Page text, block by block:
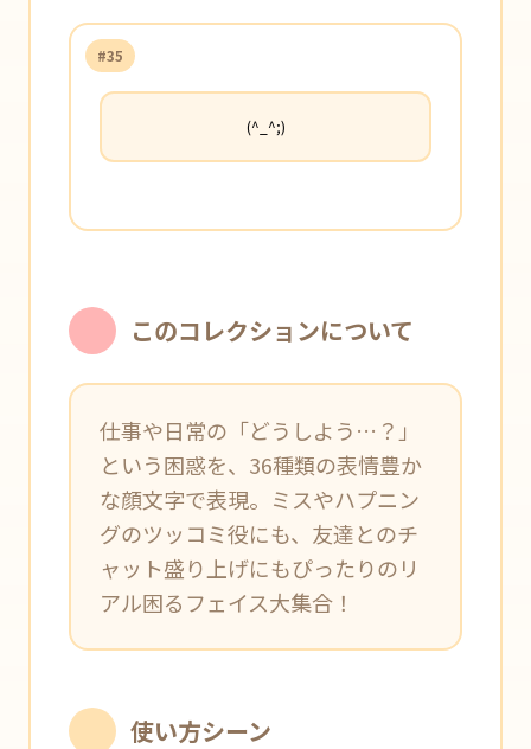
#35
(^_^;)
このコレクションについて
仕事や日常の「どうしよう…？」
という困惑を、36種類の表情豊か
な顔文字で表現。ミスやハプニン
グのツッコミ役にも、友達とのチ
ャット盛り上げにもぴったりのリ
アル困るフェイス大集合！
使い方シーン